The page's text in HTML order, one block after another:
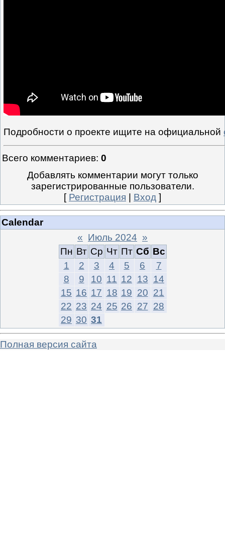
Подробности о проекте ищите на официальной
Всего комментариев: 0
Добавлять комментарии могут только
зарегистрированные пользователи.
[ Регистрация Вход ]
Calendar
« Июль 2024 »
Пн Вт Ср Чт Пт Сб Вс
1
2 3 4 5 6
7
8
9 10 11 12 13 14
15 16 17 18 19 20 21
22 23 24 25 26 27 28
29 30 31
Полная версия сайта